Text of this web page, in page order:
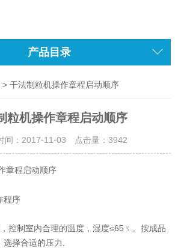
产品目录
> 干法制粒机操作章程启动顺序
粒机操作章程启动顺序
间：2017-11-03 点击量： 3942
章程启动顺序
程序
制室内合理的温度，湿度≤65﹪。按成品
择合适的压力.